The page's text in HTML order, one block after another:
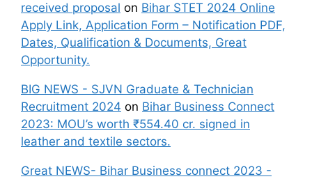
received proposal on Bihar STET 2024 Online
Apply Link, Application Form – Notification PDF,
Dates, Qualification & Documents, Great
Opportunity.
BIG NEWS - SJVN Graduate & Technician
Recruitment 2024 on Bihar Business Connect
2023: MOU’s worth ₹554.40 cr. signed in
leather and textile sectors.
Great NEWS- Bihar Business connect 2023 -